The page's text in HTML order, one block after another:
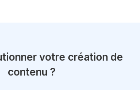
votre création de
contenu ?